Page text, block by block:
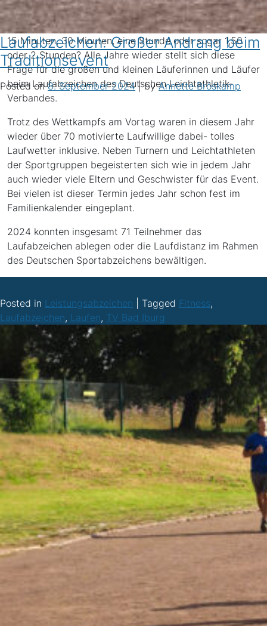
Laufabzeichen: Großer Andrang beim
Traditionsevent
Posted on8. September 2024|byAnnette Bröskamp
15 Minuten, 30 Minuten, eine Stunde oder sogar 1,50
oder 2 Stunden? Alle Jahre wieder stellt sich diese
Frage für die großen und kleinen Läuferinnen und Läufer
beim Laufabzeichen des Deutschen Leichtathletik-
Verbandes.
Trotz des Wettkampfs am Vortag waren in diesem Jahr
wieder über 70 motivierte Laufwillige dabei- tolles
Laufwetter inklusive. Neben Turnern und Leichtathleten
der Sportgruppen begeisterten sich wie in jedem Jahr
auch wieder viele Eltern und Geschwister für das Event.
Bei vielen ist dieser Termin jedes Jahr schon fest im
Familienkalender eingeplant.
2024 konnten insgesamt 71 Teilnehmer das
Laufabzeichen ablegen oder die Laufdistanz im Rahmen
des Deutschen Sportabzeichens bewältigen.
Posted in Leistungsabzeichen Tagged Fitness,
Laufabzeichen, Laufen, TV Bad Iburg